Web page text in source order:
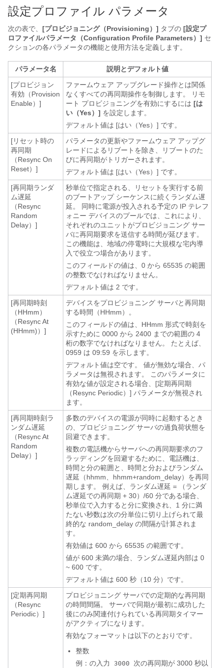
設定プロファイル パラメータ
次の表で、 [プロビジョニング（Provisioning）] タブの [設定プ
ロファイルパラメータ（Configuration Profile Parameters）] セ
クションの各パラメータの機能と使用方法を定義します。
パラメータ名
説明とデフォルト値
[プロビジョン
有効（Provision
Enable）]
ファームウェア アップグレード操作とは関係
なくすべての再同期操作を制御します。 リモ
ート プロビジョニングを有効にするには [は
い（Yes）] を設定します。
デフォルト値は [はい（Yes）] です。
[リセット時の
再同期
（Resync On
Reset）]
パラメータの更新やファームウェア アップグ
レードによるリブートを除き、リブートのた
びに再同期がトリガーされます。
デフォルト値は [はい（Yes）] です。
[再同期ランダ
ム遅延
（Resync
Random
Delay）]
秒単位で指定される、リセットを実行する前
のブートアップ シーケンスに続くランダム遅
延。 同時に電源が投入される予定の IP テレフ
ォニー デバイスのプールでは、これにより、
それぞれのユニットがプロビジョニング サー
バに再同期要求を送信する時間が延びます。
この機能は、地域の停電時に大規模な宅内導
入で役立つ場合があります。
このフィールドの値は、0 から 65535 の範囲
の整数でなければなりません。
デフォルト値は 2 です。
[再同期時刻
（HHmm）
（Resync At
(HHmm)）]
デバイスをプロビジョニング サーバと再同期
する時間（HHmm）。
このフィールドの値は、HHmm 形式で時刻を
示すために 0000 から 2400 までの範囲の 4
桁の数字でなければなりません。 たとえば、
0959 は 09:59 を示します。
デフォルト値は空です。 値が無効な場合、パ
ラメータは無視されます。 このパラメータに
有効な値が設定される場合、[定期再同期
（Resync Periodic）] パラメータが無視され
ます。
[再同期時刻ラ
ンダム遅延
（Resync At
Random
Delay）]
多数のデバイスの電源が同時に起動するとき
の、プロビジョニング サーバの過負荷状態を
回避できます。
複数の電話機からサーバへの再同期要求のフ
ラッディングを回避するために、電話機は、
時間と分の範囲と、時間と分およびランダム
遅延（hhmm、hhmm+random_delay）を再同
期します。 例えば、ランダム遅延 = （ランダ
ム遅延での再同期 + 30）/60 分である場合、
秒単位で入力すると分に変換され、1 分に満
たない秒数は次の分単位に切り上げられて最
終的な random_delay の間隔が計算されま
す。
有効値は 600 から 65535 の範囲です。
値が 600 未満の場合、ランダム遅延内部は 0
~ 600 です。
デフォルト値は 600 秒（10 分）です。
[定期再同期
（Resync
Periodic）]
プロビジョニング サーバでの定期的な再同期
の時間間隔。 サーバで同期が最初に成功した
後にのみ関連付けられている再同期タイマー
がアクティブになります。
有効なフォーマットは以下のとおりです。
整数
例：の入力
3000 次の再同期が 3000 秒以